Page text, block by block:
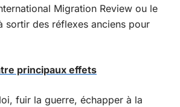
Migration Review ou le
sortir des réflexes anciens pour
principaux effets
fuir la guerre, échapper à la